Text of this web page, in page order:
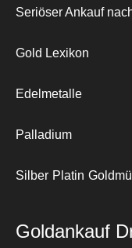
Seriöser Ankauf
Gold Lexikon
Edelmetalle
Palladium
Silber Platin
Goldankauf